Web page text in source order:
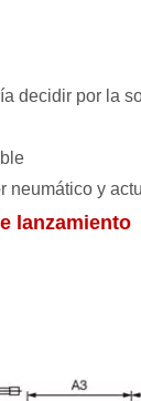
decidir por la
neumático y
lanzamiento